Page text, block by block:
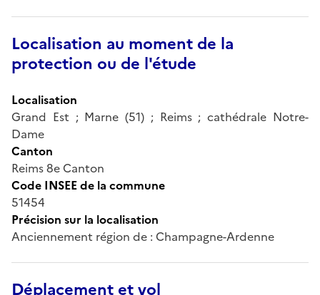
Localisation au moment de la
protection ou de l'étude
Localisation
Grand Est ; Marne (51) ; Reims ; cathédrale Notre-
Dame
Canton
Reims 8e Canton
Code INSEE de la commune
51454
Précision sur la localisation
Anciennement région de : Champagne-Ardenne
Déplacement et vol